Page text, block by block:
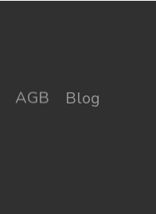
AGB
Blog